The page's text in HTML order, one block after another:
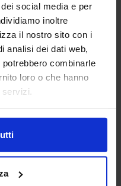
social media e per
inoltre
il nostro sito con i
analisi dei dati web,
combinarle
loro o che hanno
servizi.
26-